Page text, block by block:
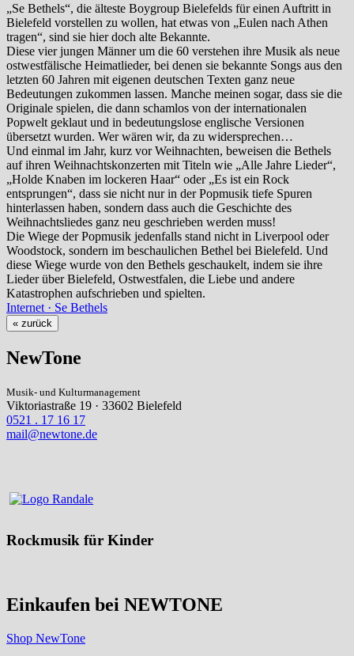
„Se Bethels“, die älteste Boygroup Bielefelds für einen Auftritt in
Bielefeld vorstellen zu wollen, hat etwas von „Eulen nach Athen
tragen“, sind sie hier doch alte Bekannte.
Diese vier jungen Männer um die 60 verstehen ihre Musik als neue
ostwestfälische Heimatlieder, bei denen sie bekannte Songs aus den
letzten 60 Jahren mit eigenen deutschen Texten ganz neue
Bedeutungen zukommen lassen. Manche meinen sogar, dass sie die
Originale spielen, die dann schamlos von der internationalen
Popwelt geklaut und in bedeutungslose englische Versionen
übersetzt wurden. Wer wären wir, da zu widersprechen…
Und einmal im Jahr, kurz vor Weihnachten, beweisen die Bethels
auf ihren Weihnachtskonzerten mit Titeln wie „Alle Jahre Lieder“,
„Holde Knaben im lockeren Haar“ oder „Es ist ein Rock
entsprungen“, dass sie nicht nur in der Popmusik tiefe Spuren
hinterlassen haben, sondern dass auch die Geschichte des
Weihnachtsliedes ganz neu geschrieben werden muss!
Die Wiege der Popmusik jedenfalls stand nicht in Liverpool oder
Woodstock, sondern im beschaulichen Bethel bei Bielefeld. Und
diese Wiege wurde von den Bethels geschaukelt, indem sie ihre
Lieder über Bielefeld, Ostwestfalen, die Liebe und andere
Katastrophen aufschrieben und spielten.
Internet · Se Bethels
« zurück
NewTone
Musik- und Kulturmanagement
Viktoriastraße 19 · 33602 Bielefeld
0521 . 17 16 17
mail@newtone.de
Rockmusik für Kinder
Einkaufen bei NEWTONE
Shop NewTone